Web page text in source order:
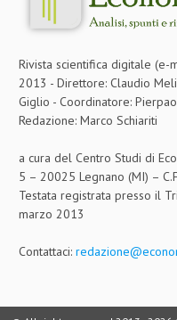
Rivista scientifica digitale (e-
2013 - Direttore: Claudio
Giglio - Coordinatore:
Redazione: Marco Schiariti
a cura del Centro Studi di
5 – 20025 Legnano (MI) –
Testata registrata presso il
marzo 2013
Contattaci: